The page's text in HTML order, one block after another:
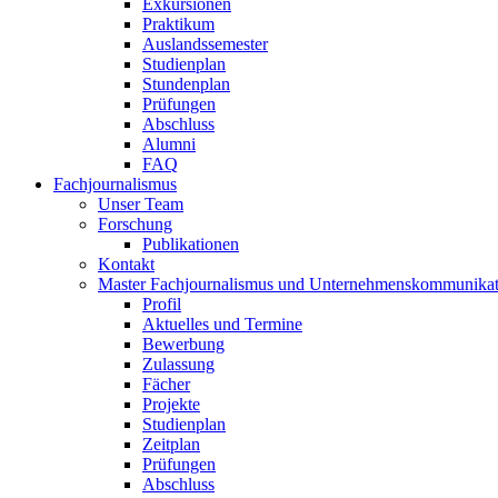
Exkursionen
Praktikum
Auslandssemester
Studienplan
Stundenplan
Prüfungen
Abschluss
Alumni
FAQ
Fachjournalismus
Unser Team
Forschung
Publikationen
Kontakt
Master Fachjournalismus und
Profil
Aktuelles und Termine
Bewerbung
Zulassung
Fächer
Projekte
Studienplan
Zeitplan
Prüfungen
Abschluss